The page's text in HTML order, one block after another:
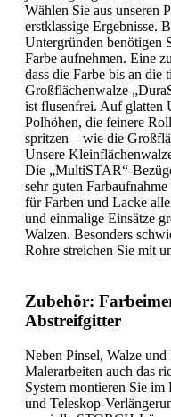
Wählen Sie aus unseren
erstklassige Ergebnisse.
Untergründen benötigen
Farbe aufnehmen. Eine
dass die Farbe bis an die
Großflächenwalze
ist flusenfrei. Auf glatten
Polhöhen, die feinere
spritzen – wie die
Unsere
Die „MultiSTAR“-
sehr guten
für Farben und Lacke
und einmalige Einsätze
Walzen. Besonders
Rohre streichen Sie mit
Zubehör:
Abstreifgitter
Neben Pinsel, Walze
Malerarbeiten auch das
System montieren Sie
und Teleskop-